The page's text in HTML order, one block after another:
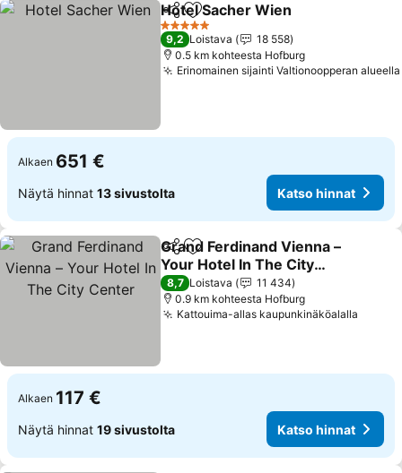
Jaa Lisää suosikkeihin
Hotel Sacher Wien
5 Tähtiluokitus
9,2 Loistava
18 558
0.5 km kohteesta Hofburg
Erinomainen sijainti Valtionoopperan alueella
Alkaen 651 €
Näytä hinnat 13 sivustolta Katso hinnat
Jaa Lisää suosikkeihin
Grand Ferdinand Vienna –
Your Hotel In The City
Center
Katso hinnat
8,7 Loistava
11 434
0.9 km kohteesta Hofburg
Kattouima-allas kaupunkinäköalalla
Alkaen 117 €
Näytä hinnat 19 sivustolta Katso hinnat